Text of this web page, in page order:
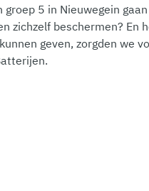
groep 5 in Nieuwegein
zichzelf beschermen?
geven, zorgden we